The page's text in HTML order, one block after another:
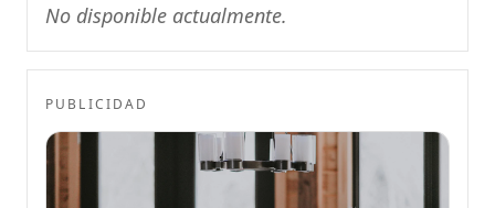
No disponible actualmente.
PUBLICIDAD